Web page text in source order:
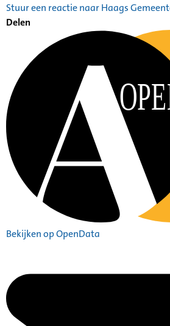
Stuur een reactie naar Haags
Delen
Bekijken op OpenData